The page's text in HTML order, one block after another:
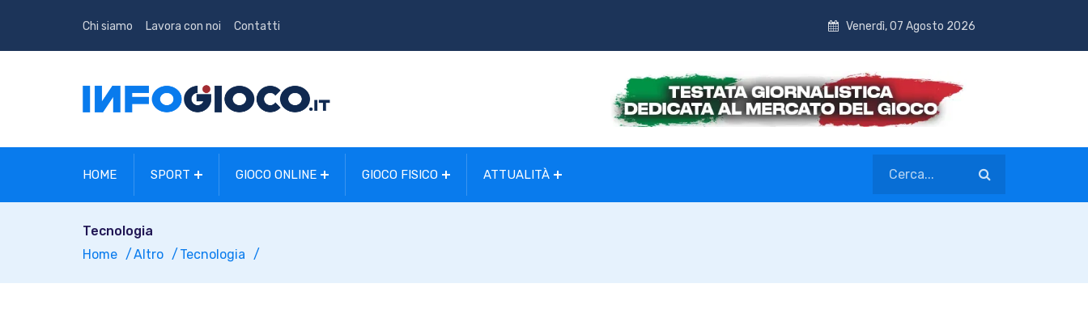
Chi siamo Lavora con noi Contatti Venerdì, 07 Agosto 2026
HOME SPORT GIOCO ONLINE GIOCO FISICO ATTUALITÀ
Tecnologia
Home
Altro Tecnologia